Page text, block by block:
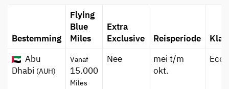
Bestemming
Flying
Blue
Miles
Extra
Exclusive
Reisperiode
Abu
Dhabi (AUH)
Vanaf
15.000
Miles
Nee
mei t/m
okt.